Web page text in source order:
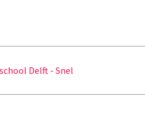
Delft - Snel